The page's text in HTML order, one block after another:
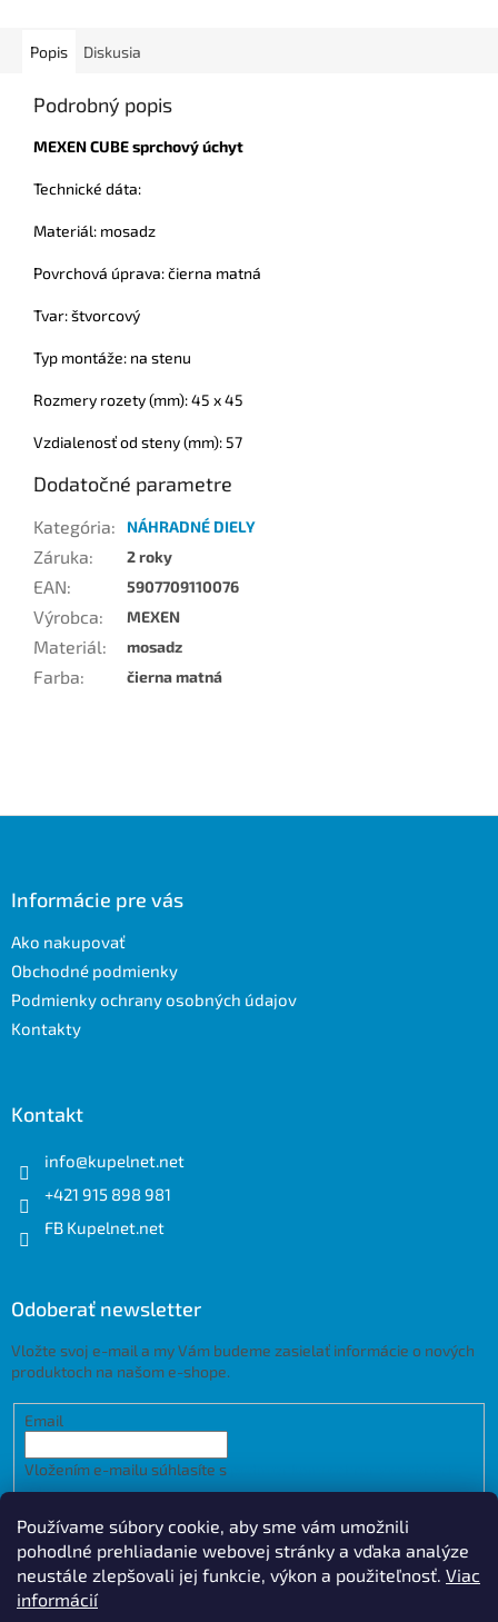
Používame súbory cookie, aby sme vám umožnili
pohodlné prehliadanie webovej stránky a vďaka analýze
neustále zlepšovali jej funkcie, výkon a použiteľnosť. Viac
informácií
Popis Diskusia
Podrobný popis
MEXEN CUBE sprchový úchyt
Technické dáta:
Materiál: mosadz
Povrchová úprava: čierna matná
Tvar: štvorcový
Typ montáže: na stenu
Rozmery rozety (mm): 45 x 45
Vzdialenosť od steny (mm): 57
Dodatočné parametre
Kategória: NÁHRADNÉ DIELY
Záruka: 2 roky
EAN: 5907709110076
Výrobca: MEXEN
Materiál: mosadz
Farba: čierna matná
Informácie pre vás
Ako nakupovať
Obchodné podmienky
Podmienky ochrany osobných údajov
Kontakty
Kontakt
info@kupelnet.net
+421 915 898 981
FB Kupelnet.net
Odoberať newsletter
Vložte svoj e-mail a my Vám budeme zasielať informácie o nových
produktoch na našom e-shope.
Email
Vložením e-mailu súhlasíte s
údajov
PRIHLÁSIŤ SA